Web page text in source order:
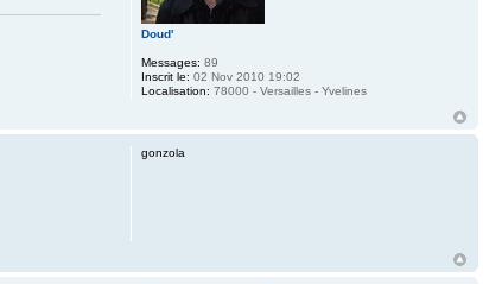
Doud'
Messages: 89
Inscrit le: 02 Nov 2010 19:02
Localisation: 78000 - Versailles - Yvelines
gonzola